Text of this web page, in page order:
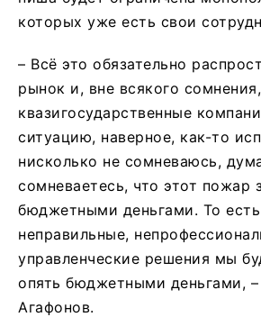
которых уже есть свои
– Всё это обязательно
рынок и, вне всякого
квазигосударственные
ситуацию, наверное, как-то
нисколько не сомневаюсь,
сомневаетесь, что этот пожар
бюджетными деньгами. То есть
неправильные,
управленческие решения мы
опять бюджетными деньгами, –
Агафонов.